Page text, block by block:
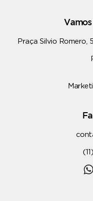
Vamos
Praça Silvio Romero,